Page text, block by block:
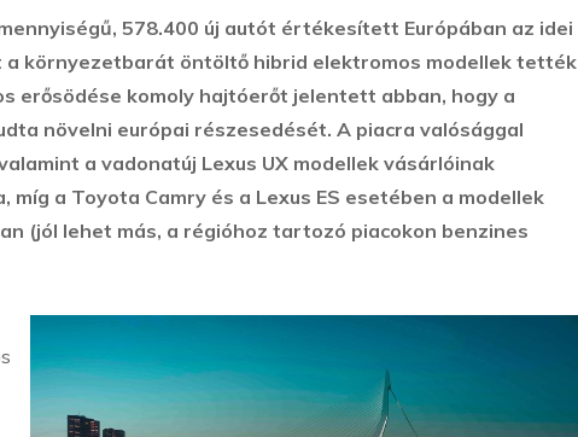
578.400 új autót értékesített Európában az idei
a környezetbarát öntöltő hibrid elektromos modellek tették
erősödése komoly hajtóerőt jelentett abban, hogy a
növelni európai részesedését. A piacra valósággal
a vadonatúj Lexus UX modellek vásárlóinak
a Toyota Camry és a Lexus ES esetében a modellek
(jól lehet más, a régióhoz tartozó piacokon benzines